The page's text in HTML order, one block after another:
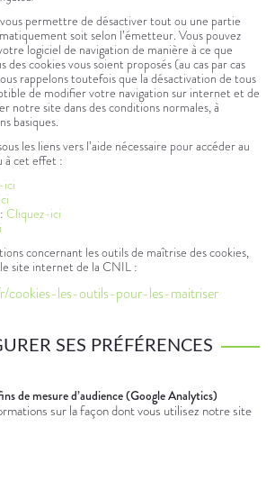
permettre de désactiver tout ou une partie
soit selon l’émetteur. Vous pouvez
logiciel de navigation de manière à ce que
des cookies vous soient proposés (au cas par cas
rappelons toutefois que la désactivation de tous
de modifier votre navigation sur internet et de
notre site dans des conditions normales, à
basiques.
les liens vers l’aide nécessaire pour accéder au
à cet effet :
ici
Cliquez-ici
concernant les outils de maîtrise des cookies,
site internet de la CNIL :
cookies-les-outils-pour-les-maitriser
SES PRÉFÉRENCES
de mesure d’audience (Google Analytics)
sur la façon dont vous utilisez notre site